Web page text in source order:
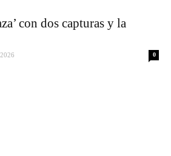
con dos capturas y la
0